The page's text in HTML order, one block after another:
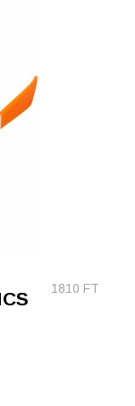
1810 FT